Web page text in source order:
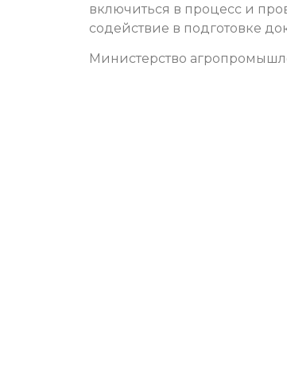
включиться в процесс и
содействие в подготовке
Министерство